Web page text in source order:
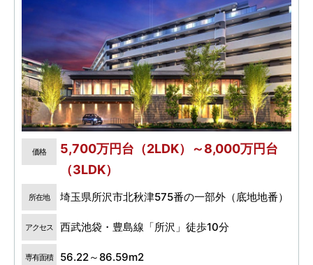
価格
5,700万円台（2LDK）～8,000万円台
（3LDK）
所在地 埼玉県所沢市北秋津575番の一部外（底地地番）
アクセス 西武池袋・豊島線「所沢」徒歩10分
専有面積 56.22～86.59m2